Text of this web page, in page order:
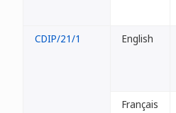
CDIP/21/1 English
Français